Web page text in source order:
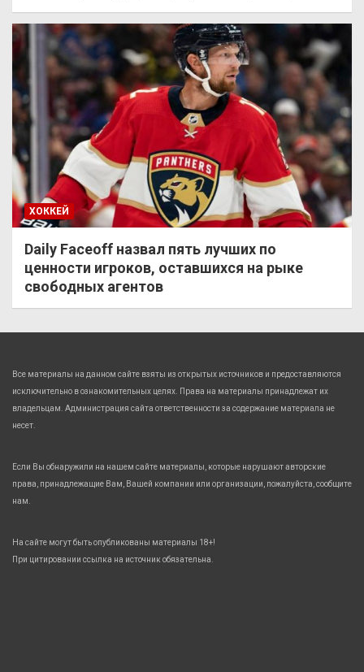
ХОККЕЙ
Daily Faceoff назвал пять лучших по
ценности игроков, оставшихся на рыке
свободных агентов
Все материалы на данном сайте взяты из открытых источников и предоставляются
исключительно в ознакомительных целях. Права на материалы принадлежат их
владельцам. Администрация сайта ответственности за содержание материала не
несет.
Если Вы обнаружили на нашем сайте материалы, которые нарушают авторские
права, принадлежащие Вам, Вашей компании или организации, пожалуйста, сообщите
нам.
На сайте могут быть опубликованы материалы 18+!
При цитировании ссылка на источник обязательна.